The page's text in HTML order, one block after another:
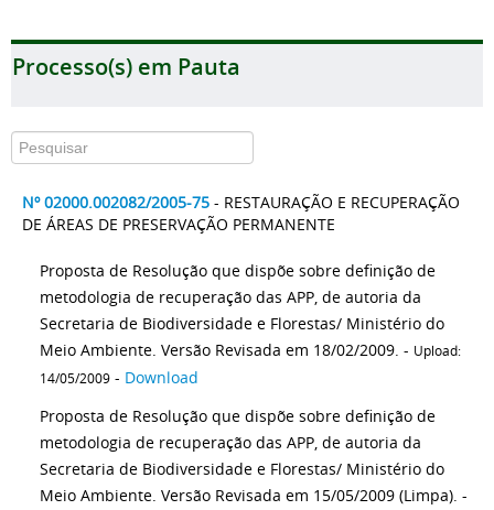
Processo(s) em Pauta
Nº 02000.002082/2005-75 - RESTAURAÇÃO E RECUPERAÇÃO
DE ÁREAS DE PRESERVAÇÃO PERMANENTE
Proposta de Resolução que dispõe sobre definição de
metodologia de recuperação das APP, de autoria da
Secretaria de Biodiversidade e Florestas/ Ministério do
Meio Ambiente. Versão Revisada em 18/02/2009. - Upload:
14/05/2009 - Download
Proposta de Resolução que dispõe sobre definição de
metodologia de recuperação das APP, de autoria da
Secretaria de Biodiversidade e Florestas/ Ministério do
Meio Ambiente. Versão Revisada em 15/05/2009 (Limpa). -